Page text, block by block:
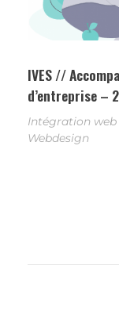
IVES //
d’entreprise –
Intégration web
Webdesign